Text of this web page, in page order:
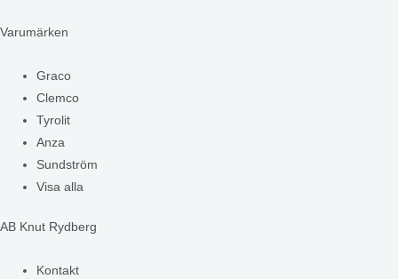
Varumärken
Graco
Clemco
Tyrolit
Anza
Sundström
Visa alla
AB Knut Rydberg
Kontakt